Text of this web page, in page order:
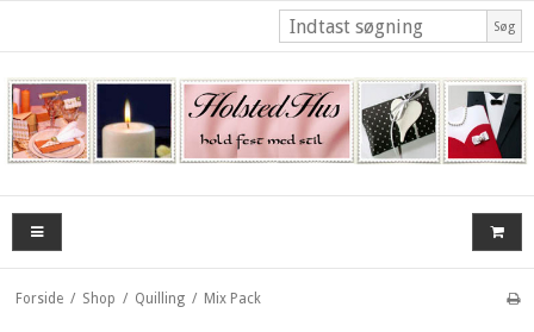
Søg
Forside / Shop / Quilling / Mix Pack